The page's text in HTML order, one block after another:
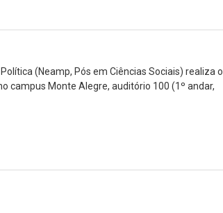
(Neamp, Pós em Ciências Sociais) realiza o
campus Monte Alegre, auditório 100 (1º andar,